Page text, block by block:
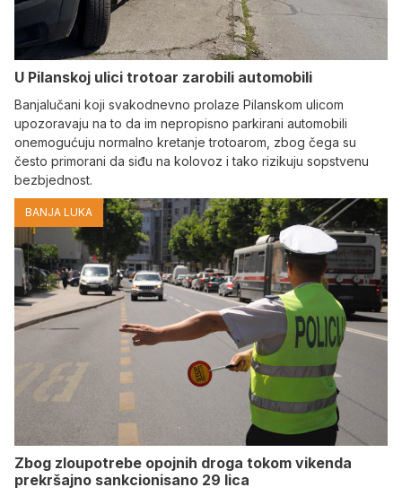
U Pilanskoj ulici trotoar zarobili automobili
Banjalučani koji svakodnevno prolaze Pilanskom ulicom
upozoravaju na to da im nepropisno parkirani automobili
onemogućuju normalno kretanje trotoarom, zbog čega su
često primorani da siđu na kolovoz i tako rizikuju sopstvenu
bezbjednost.
BANJA LUKA
Zbog zloupotrebe opojnih droga tokom vikenda
prekršajno sankcionisano 29 lica